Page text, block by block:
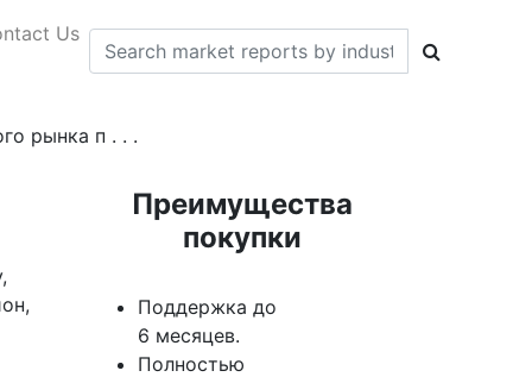
Us
рынка п . . .
Преимущества
покупки
Поддержка до
6 месяцев.
Полностью